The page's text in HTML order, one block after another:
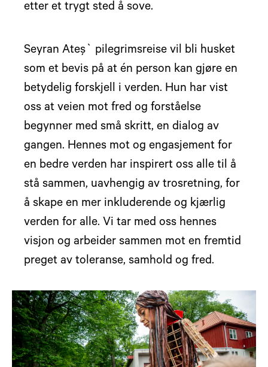
etter et trygt sted å sove.
Seyran Ateş` pilegrimsreise vil bli husket
som et bevis på at én person kan gjøre en
betydelig forskjell i verden. Hun har vist
oss at veien mot fred og forståelse
begynner med små skritt, en dialog av
gangen. Hennes mot og engasjement for
en bedre verden har inspirert oss alle til å
stå sammen, uavhengig av trosretning, for
å skape en mer inkluderende og kjærlig
verden for alle. Vi tar med oss hennes
visjon og arbeider sammen mot en fremtid
preget av toleranse, samhold og fred.